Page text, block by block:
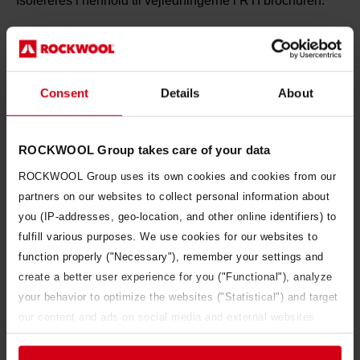
Consent Details About
ROCKWOOL Group takes care of your data
ROCKWOOL Group uses its own cookies and cookies from our
partners on our websites to collect personal information about
you (IP-addresses, geo-location, and other online identifiers) to
fulfill various purposes. We use cookies for our websites to
function properly ("Necessary"), remember your settings and
create a better user experience for you ("Functional"), analyze
your behavior to optimize the websites ("Statistical") and target
our content and ads on social media and external websites
based on your behavior on our websites ("Marketing").
Specielle beholdere (ilttanke og tanke i
rustfri stål)
Isolereres i henhold til vejledningerne i RTI brochuren.
Isolereres i henhold til vejledningerne i RTI brochuren.
ROCKWOOL TECHNICAL
INSULATION
Find detaljerede oplysninger om
ROCKWOOLs tekniske isolering, i
brochuren her.